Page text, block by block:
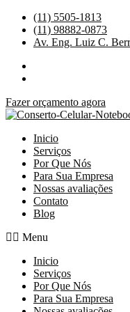
para
(11) 5505-1813
(11) 98882-0873
Av. Eng. Luiz C.
Fazer orçamento agora
Inicio
Serviços
Por Que Nós
Para Sua Empresa
Nossas avaliações
Contato
Blog
Menu
Inicio
Serviços
Por Que Nós
Para Sua Empresa